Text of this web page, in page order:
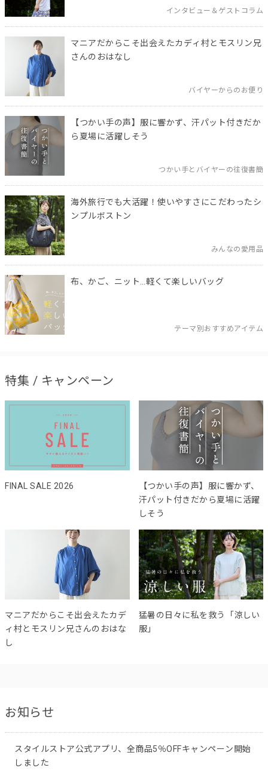
インタビュー＆ゲストコラム
マニアだからこそ出会えたカディ村とモスリン兄
さんのおはなし
バイヤーからのお便り
【つかい手の声】服に響かず、汗パット付きだか
ら夏場に活躍しそう
つかい手とバイヤーの往復書簡
海外旅行でも大活躍！使いやすさにこだわったシ
ンプルボストン
みんなの愛用品
布、かご、ニット…軽くて楽しいバッグ
テーマ別おすすめアイテム
特集 / キャンペーン
FINAL SALE 2026
【つかい手の声】服に響かず、
汗パット付きだから夏場に活躍
しそう
マニアだからこそ出会えたカデ
ィ村とモスリン兄さんのおはな
し
猛暑の日々に私を救う「涼しい
服」
お知らせ
スタイルストア公式アプリ、全商品5％OFFキャンペーン開始
しました